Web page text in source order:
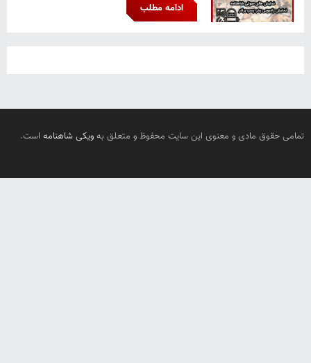
ادامه مطلب
تمامی حقوق مادی و معنوی این سایت محفوظ و متعلق به ویکی شاهنامه است.